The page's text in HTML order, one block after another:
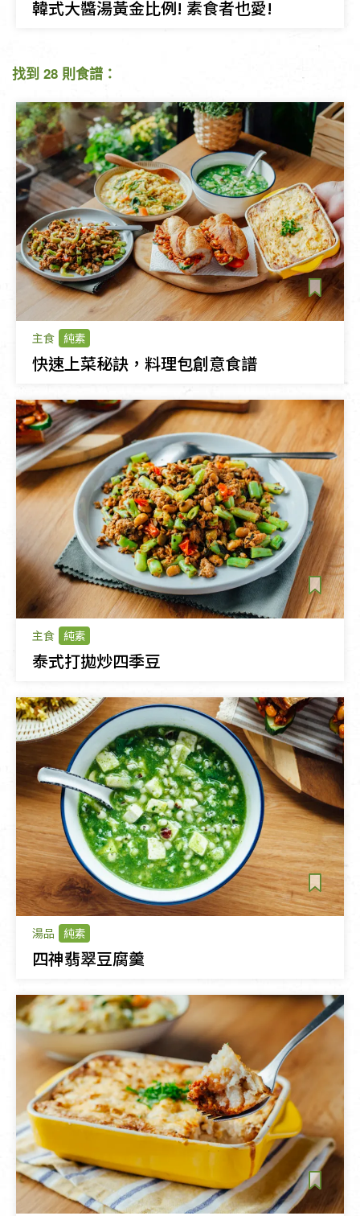
韓式大醬湯黃金比例! 素食者也愛!
找到 28 則食譜：
主食 純素
快速上菜秘訣，料理包創意食譜
主食 純素
泰式打拋炒四季豆
湯品 純素
四神翡翠豆腐羹